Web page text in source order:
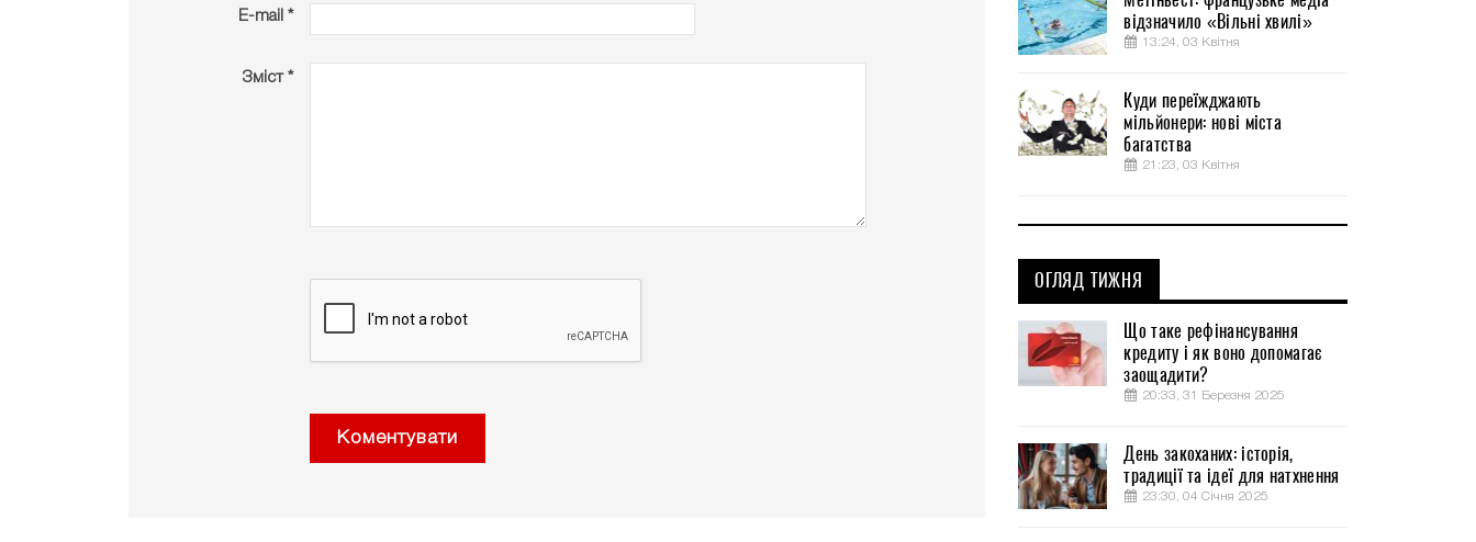
E-mail *
Зміст *
Коментувати
відзначило «Вільні хвилі»
13:24, 03 Квітня
Куди переїжджають
мільйонери: нові міста
багатства
21:23, 03 Квітня
ОГЛЯД ТИЖНЯ
Що таке рефінансування
кредиту і як воно допомагає
заощадити?
20:33, 31 Березня 2025
День закоханих: історія,
традиції та ідеї для натхнення
23:30, 04 Січня 2025